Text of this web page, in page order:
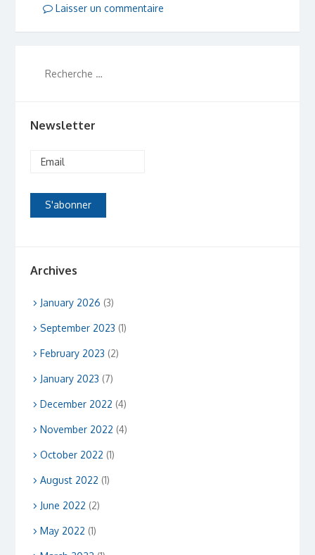
Laisser un commentaire
Newsletter
Archives
January 2026 (3)
September 2023 (1)
February 2023 (2)
January 2023 (7)
December 2022 (4)
November 2022 (4)
October 2022 (1)
August 2022 (1)
June 2022 (2)
May 2022 (1)